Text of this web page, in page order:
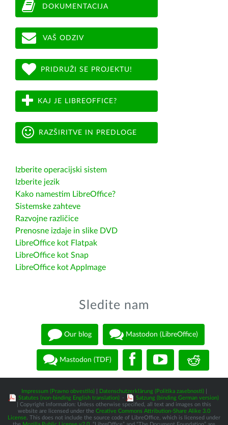
DOKUMENTACIJA
VAŠ ODZIV
PRIDRUŽI SE PROJEKTU!
KAJ JE LIBREOFFICE?
RAZŠIRITVE IN PREDLOGE
Izberite operacijski sistem
Izberite jezik
Kako namestim LibreOffice?
Sistemske zahteve
Razvojne različice
Prenosne izdaje in slike DVD
LibreOffice kot Flatpak
LibreOffice kot Snap
LibreOffice kot AppImage
Sledite nam
Our blog Mastodon (LibreOffice)
Mastodon (TDF)
Impressum (Pravno obvestilo)| Datenschutzerklärung (Politika zasebnosti)|
Statutes (non-binding English translation) -
Satzung (binding German version)
| Copyright information: Unless otherwise specified, all text and images on this
website are licensed under the Creative Commons Attribution-Share Alike 3.0
License . This does not include the source code of LibreOffice, which is licensed under